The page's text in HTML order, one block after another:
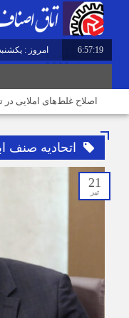
6:57:20 امروز : یکشنبه, ۱۸ مرداد ,
اصلاح غلط‌های املایی در
اتحادیه صنف
21
تیر